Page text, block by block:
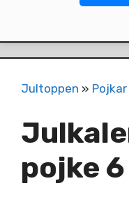
Jultoppen » Pojkar
pojke